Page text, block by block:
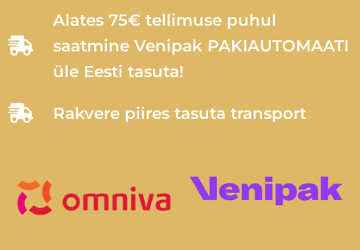
Alates 75€ tellimuse puhul
saatmine Venipak PAKIAUTOMAATI
üle Eesti tasuta!
Rakvere piires tasuta transport